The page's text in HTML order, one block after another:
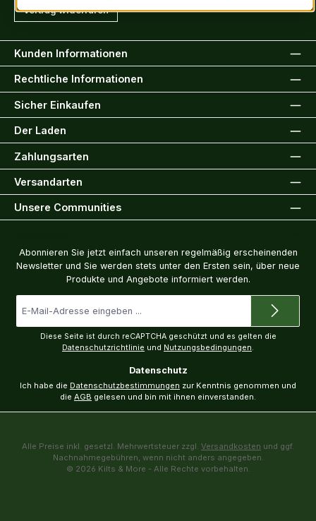
Vertrag widerrufen
Kunden Informationen
Rechtliche Informationen
Sicher Einkaufen
Der Laden
Zahlungsarten
Versandarten
Unsere Communities
Abonnieren Sie jetzt einfach unseren regelmäßig erscheinenden
Newsletter und Sie werden stets unter den Ersten sein, über neue
Produkte und Angebote informiert werden.
Mail-
Diese Seite ist durch reCAPTCHA geschützt und es gelten die
Datenschutzrichtlinie und Nutzungsbedingungen.
Datenschutz
Ich habe die Datenschutzbestimmungen zur Kenntnis genommen und
die AGB gelesen und bin mit ihnen einverstanden.
Alle Preise inkl. gesetzl. Mehrwertsteuer zzgl. Versandkosten und ggf.
Nachnahmegebühren, wenn nicht anders angegeben.
© 2026 Kilts & More - Alle Rechte vorbehalten.